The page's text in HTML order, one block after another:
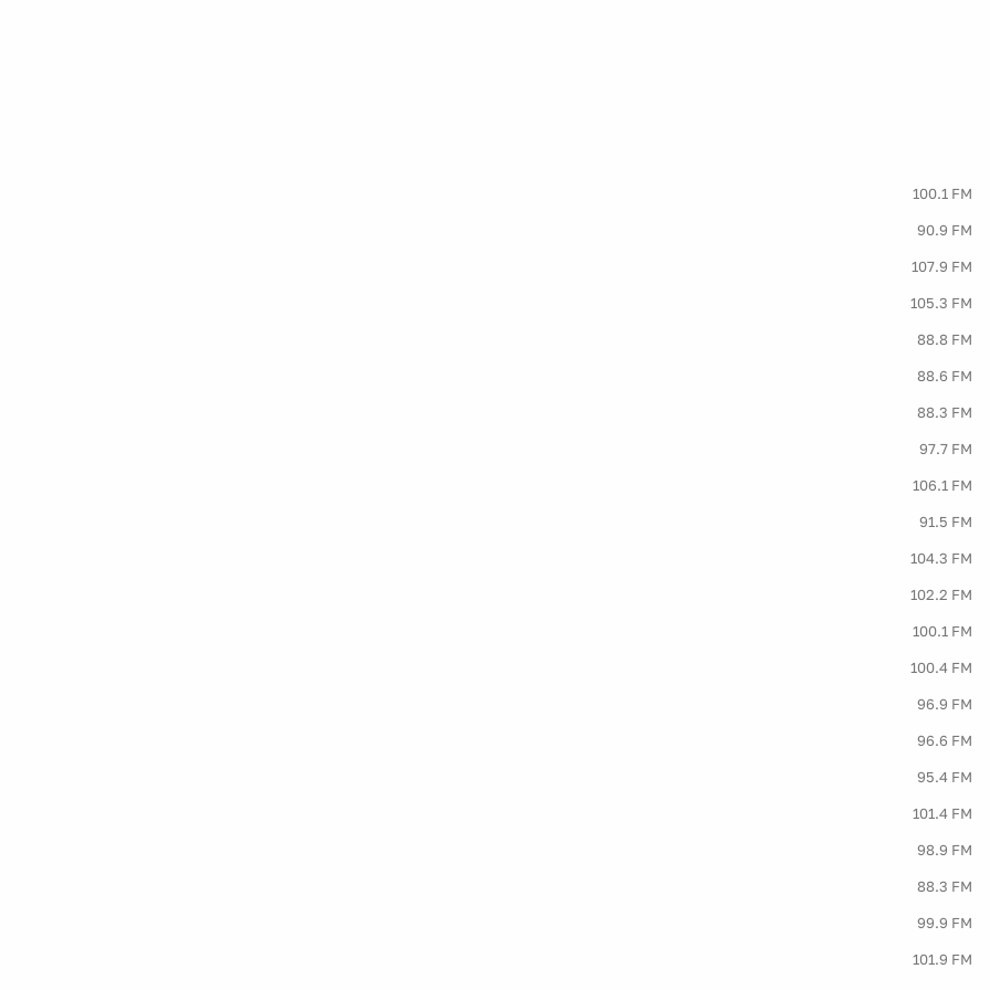
100.1 FM
90.9 FM
107.9 FM
105.3 FM
88.8 FM
88.6 FM
88.3 FM
97.7 FM
106.1 FM
91.5 FM
104.3 FM
102.2 FM
100.1 FM
100.4 FM
96.9 FM
96.6 FM
95.4 FM
101.4 FM
98.9 FM
88.3 FM
99.9 FM
101.9 FM